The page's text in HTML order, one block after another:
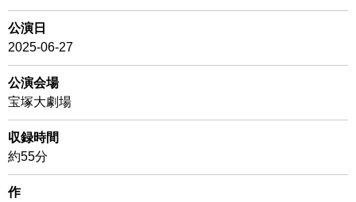
公演日
2025-06-27
公演会場
宝塚大劇場
収録時間
約55分
作